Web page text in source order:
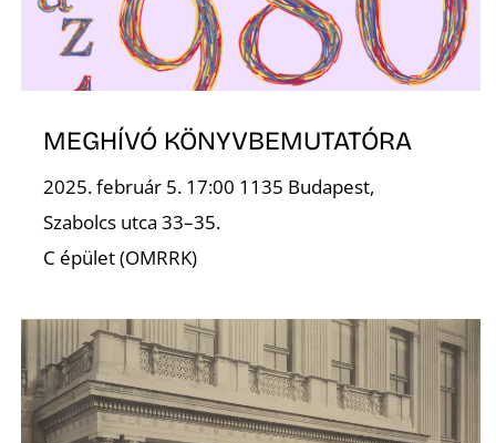
MEGHÍVÓ KÖNYVBEMUTATÓRA
2025. február 5. 17:00 1135 Budapest,
Szabolcs utca 33–35.
C épület (OMRRK)